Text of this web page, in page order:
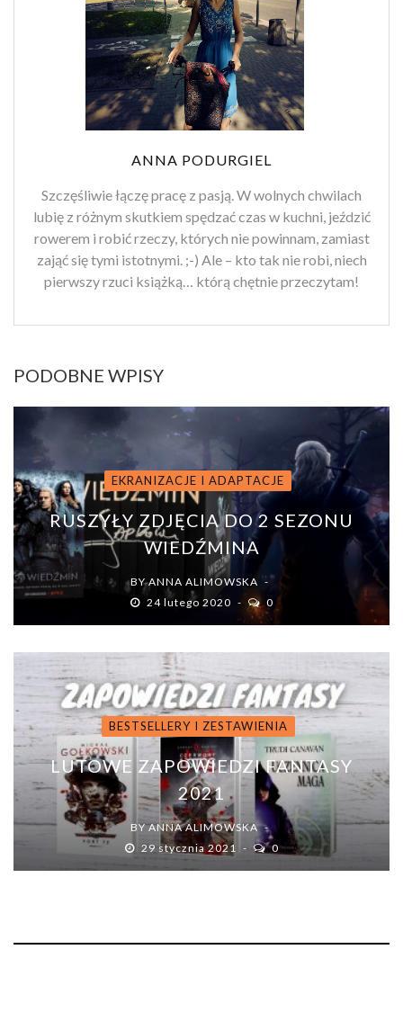
ANNA PODURGIEL
Szczęśliwie łączę pracę z pasją. W wolnych chwilach
lubię z różnym skutkiem spędzać czas w kuchni, jeździć
rowerem i robić rzeczy, których nie powinnam, zamiast
zająć się tymi istotnymi. ;-) Ale – kto tak nie robi, niech
pierwszy rzuci książką… którą chętnie przeczytam!
PODOBNE WPISY
EKRANIZACJE I ADAPTACJE
RUSZYŁY ZDJĘCIA DO 2 SEZONU
WIEDŹMINA
BYANNA ALIMOWSKA
24 lutego 2020
0
BESTSELLERY I ZESTAWIENIA
LUTOWE ZAPOWIEDZI FANTASY
2021
BYANNA ALIMOWSKA
29 stycznia 2021
0